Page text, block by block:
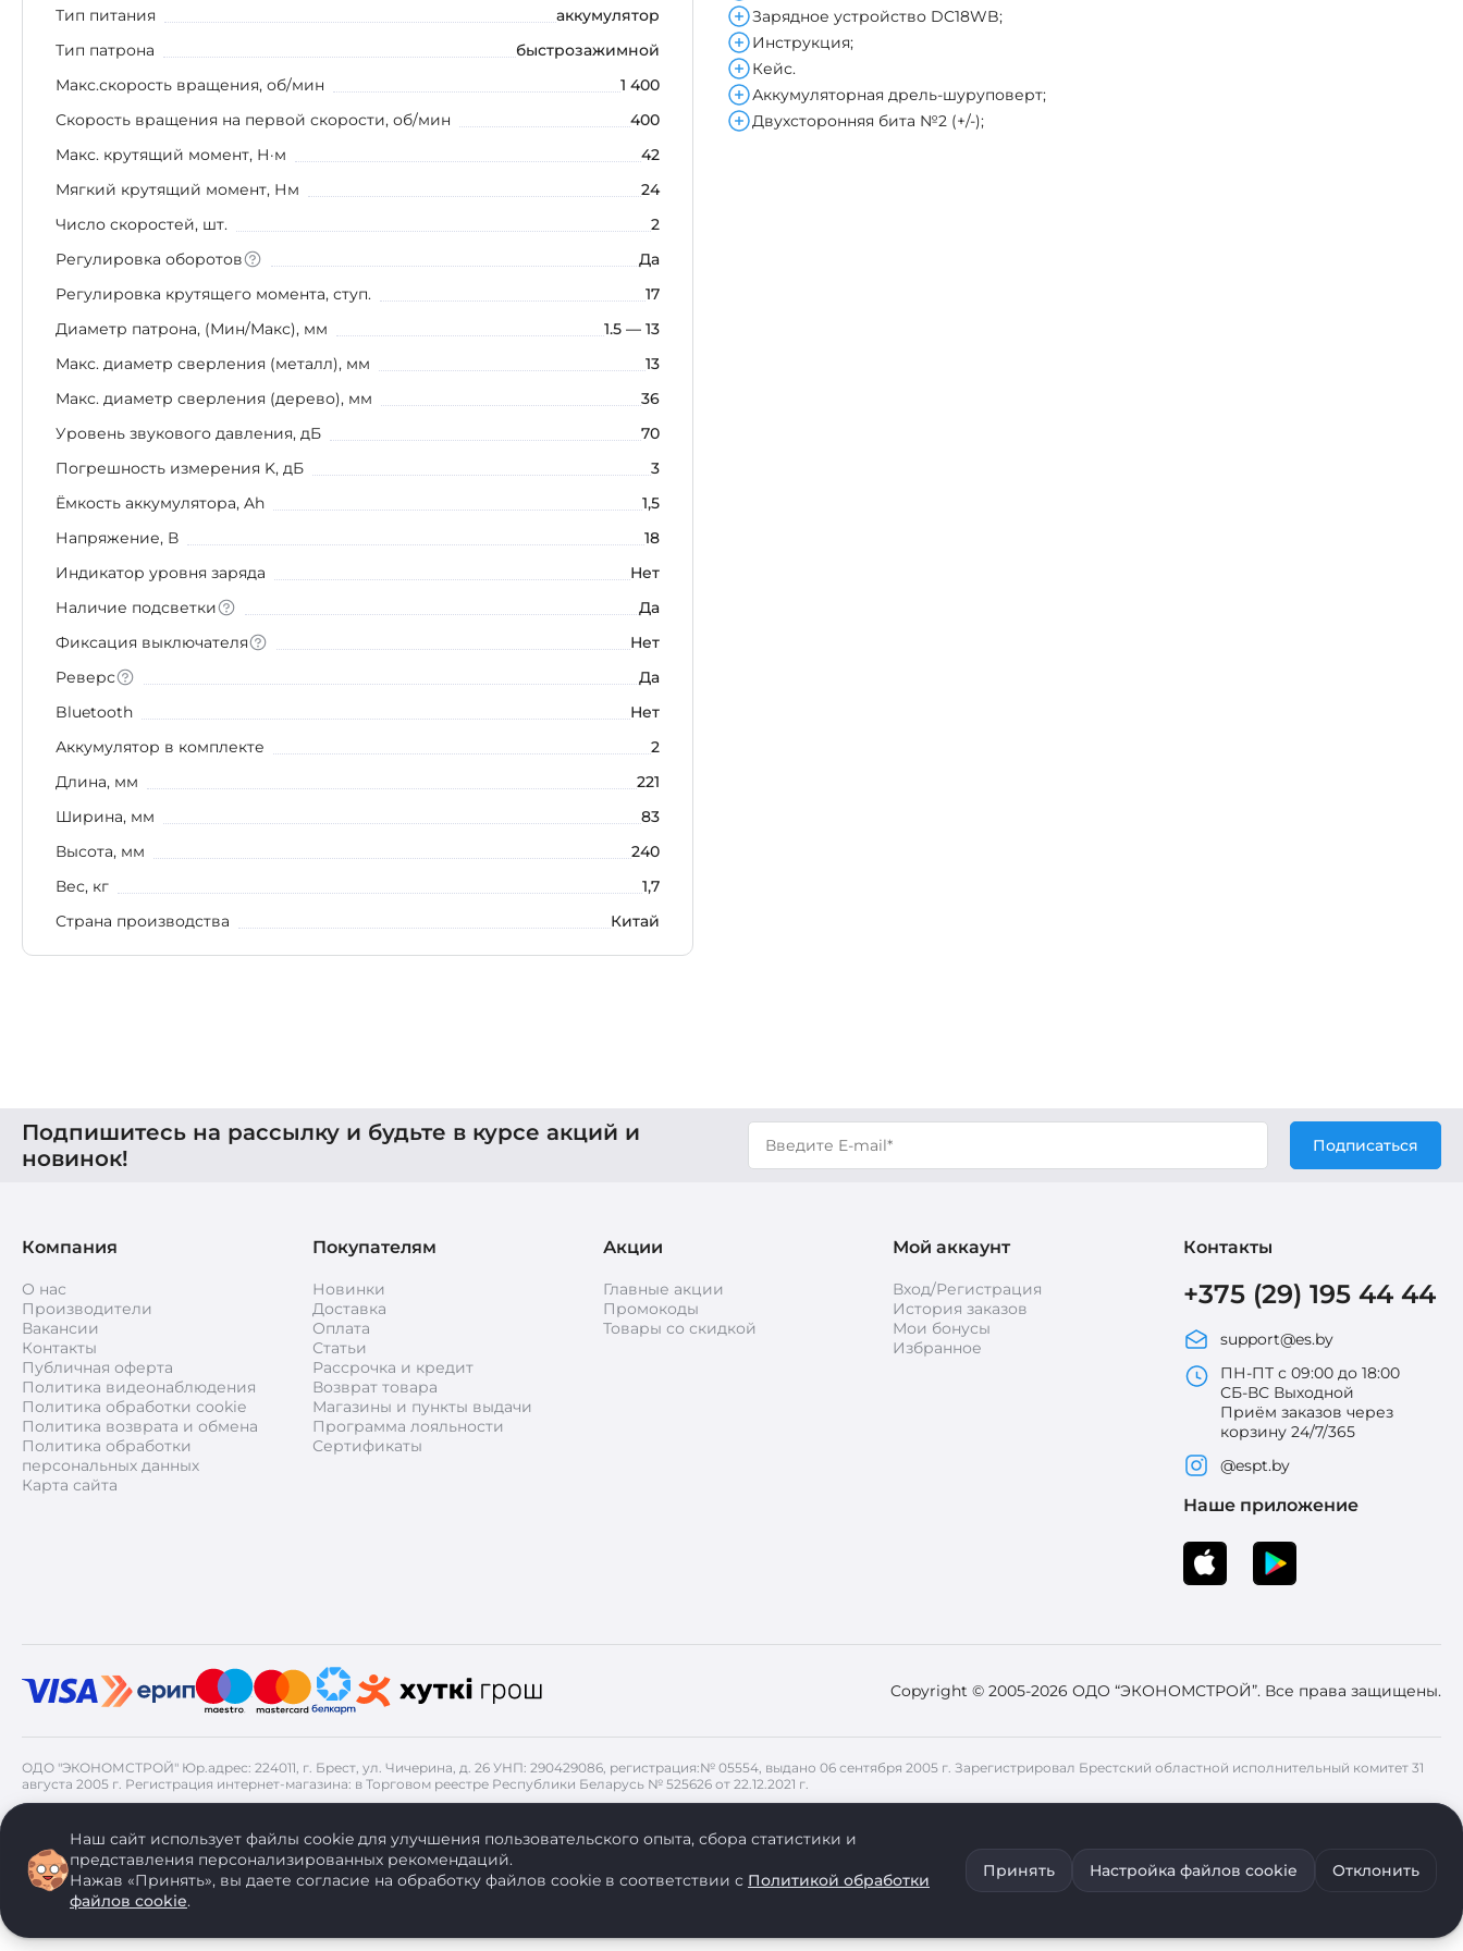
Тип питания
аккумулятор
Тип патрона
быстрозажимной
Макс.скорость вращения, об/мин
1 400
Скорость вращения на первой скорости, об/мин
400
Макс. крутящий момент, Н·м
42
Мягкий крутящий момент, Нм
24
Число скоростей, шт.
2
Регулировка оборотов
Да
Регулировка крутящего момента, ступ.
17
Диаметр патрона, (Мин/Макс), мм
1.5 — 13
Макс. диаметр сверления (металл), мм
13
Макс. диаметр сверления (дерево), мм
36
Уровень звукового давления, дБ
70
Погрешность измерения K, дБ
3
Ёмкость аккумулятора, Ah
1,5
Напряжение, В
18
Индикатор уровня заряда
Нет
Наличие подсветки
Да
Фиксация выключателя
Нет
Реверс
Да
Bluetooth
Нет
Аккумулятор в комплекте
2
Длина, мм
221
Ширина, мм
83
Высота, мм
240
Вес, кг
1,7
Страна производства
Китай
Зарядное устройство DC18WB;
Инструкция;
Кейс.
Аккумуляторная дрель-шуруповерт;
Двухсторонняя бита №2 (+/-);
Подпишитесь на рассылку и будьте в курсе акций и
новинок!
Подписаться
Компания
О нас
Производители
Вакансии
Контакты
Публичная оферта
Политика видеонаблюдения
Политика обработки cookie
Политика возврата и обмена
Политика обработки
персональных данных
Карта сайта
Покупателям
Новинки
Доставка
Оплата
Статьи
Рассрочка и кредит
Возврат товара
Магазины и пункты выдачи
Программа лояльности
Сертификаты
Акции
Главные акции
Промокоды
Товары со скидкой
Мой аккаунт
Вход/Регистрация
История заказов
Мои бонусы
Избранное
Контакты
+375 (29) 195 44 44
support@es.by
ПН-ПТ с 09:00 до 18:00
СБ-ВС Выходной
Приём заказов через
корзину 24/7/365
@espt.by
Наше приложение
Copyright © 2005-2026 ОДО “ЭКОНОМСТРОЙ”. Все права защищены.
ОДО "ЭКОНОМСТРОЙ" Юр.адрес: 224011, г. Брест, ул. Чичерина, д. 26 УНП: 290429086, регистрация:№ 05554, выдано 06 сентября 2005 г. Зарегистрировал Брестский областной исполнительный комитет 31
августа 2005 г. Регистрация интернет-магазина: в Торговом реестре Республики Беларусь № 525626 от 22.12.2021 г.
своего браузера. Политика обработки персональных данных
Наш сайт использует файлы cookie для улучшения пользовательского опыта, сбора статистики и
представления персонализированных рекомендаций.
Нажав «Принять», вы даете согласие на обработку файлов cookie в соответствии с Политикой обработки
файлов cookie.
Принять Настройка файлов cookie Отклонить